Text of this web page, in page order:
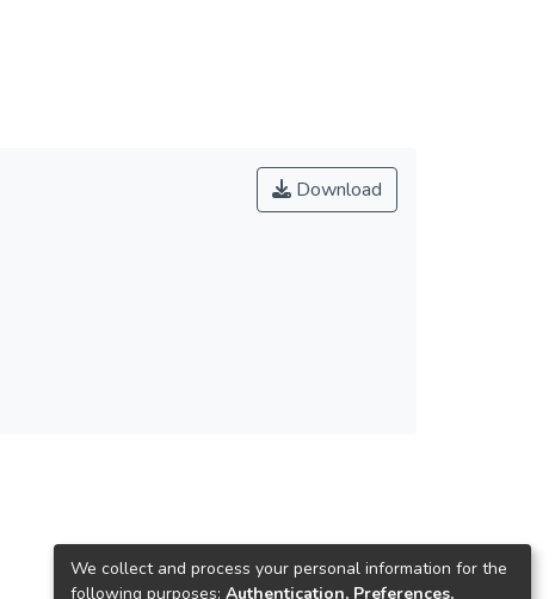
Download
We collect and process your personal information for the
following purposes: Authentication, Preferences,